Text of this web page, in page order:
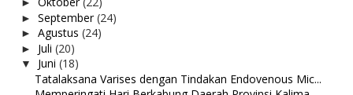
►
► September(24)
► Agustus (24)
► Juli (20)
▼ Juni (18)
Tatalaksana Varises dengan Tindakan Endovenous Mic...